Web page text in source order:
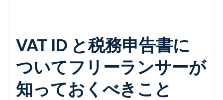
VAT ID と税務申告書に
ついてフリーランサーが
知っておくべきこと